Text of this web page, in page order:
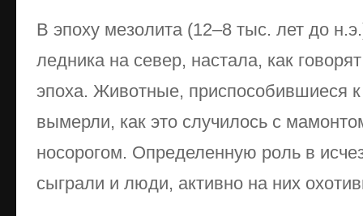
В эпоху мезолита (12–8 тыс. лет до
ледника на север, настала, как
эпоха. Животные, приспособившиеся
вымерли, как это случилось с
носорогом. Определенную роль в
сыграли и люди, активно на них